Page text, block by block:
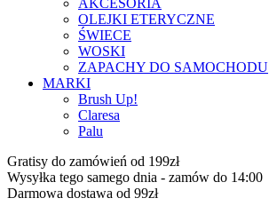
OLEJKI ETERYCZNE
ŚWIECE
WOSKI
ZAPACHY DO SAMOCHODU
MARKI
Brush Up!
Claresa
Palu
Gratisy do zamówień od 199zł
Wysyłka tego samego dnia - zamów do 14:00
Darmowa dostawa od 99zł